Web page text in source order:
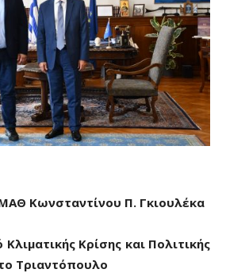
Κωνσταντίνου Π. Γκιουλέκα
Κρίσης και Πολιτικής
Τριαντόπουλο